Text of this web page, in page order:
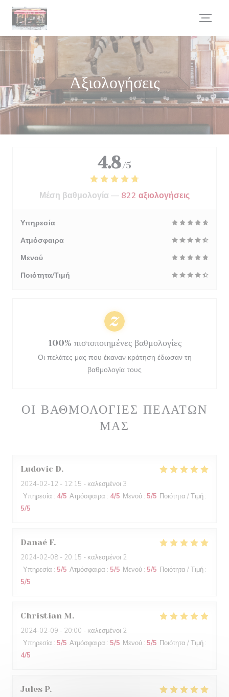
Πίνακας διαχείρισης "Μπισκότων" (Cookies)
Αξιολογήσεις
ΟΙ ΒΑΘΜΟΛΟΓΊΕΣ ΠΕΛΑΤΏΝ
ΜΑΣ
Ludovic D
2024-02-12 - 12:15 - καλεσμένοι 3
Υπηρεσία : 4/5 Ατμόσφαιρα : 4/5 Μενού : 5/5 Ποιότητα / Τιμή :
5/5
Danaé F
2024-02-08 - 20:15 - καλεσμένοι 2
Υπηρεσία : 5/5 Ατμόσφαιρα : 5/5 Μενού : 5/5 Ποιότητα / Τιμή :
5/5
Christian M
2024-02-09 - 20:00 - καλεσμένοι 2
Υπηρεσία : 5/5 Ατμόσφαιρα : 5/5 Μενού : 5/5 Ποιότητα / Τιμή :
4/5
Jules P
4.8 /5
Μέση βαθμολογία — 822 αξιολογήσεις
Υπηρεσία
Ατμόσφαιρα
Μενού
Ποιότητα/Τιμή
100% πιστοποιημένες βαθμολογίες
Οι πελάτες μας που έκαναν κράτηση έδωσαν τη
βαθμολογία τους